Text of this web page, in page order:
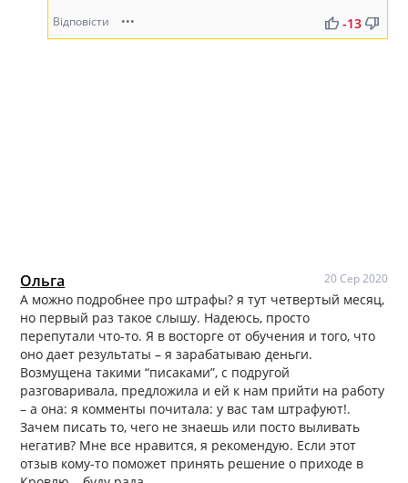
Відповісти ••• thumb_up thumb_down
-13
Ольга 20 Сер 2020
А можно подробнее про штрафы? я тут четвертый месяц,
но первый раз такое слышу. Надеюсь, просто
перепутали что-то. Я в восторге от обучения и того, что
оно дает результаты – я зарабатываю деньги.
Возмущена такими “писаками”, с подругой
разговаривала, предложила и ей к нам прийти на работу
– а она: я комменты почитала: у вас там штрафуют!.
Зачем писать то, чего не знаешь или посто выливать
негатив? Мне все нравится, я рекомендую. Если этот
отзыв кому-то поможет принять решение о приходе в